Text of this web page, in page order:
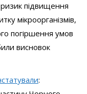
підвищення
мікроорганізмів,
погіршення умов
висновок
: